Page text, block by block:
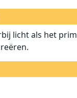
licht als het